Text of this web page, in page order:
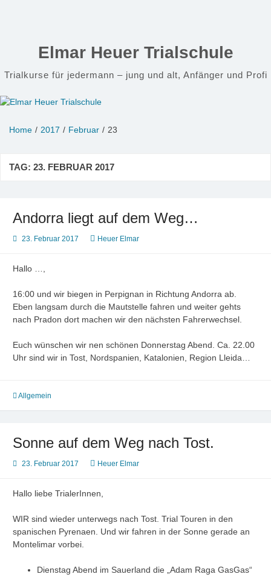
Elmar Heuer Trialschule
Trialkurse für jedermann – jung und alt, Anfänger und Profi
Home 2017 Februar 23
TAG: 23. FEBRUAR 2017
Andorra liegt auf dem Weg…
23. Februar 2017 Heuer Elmar
Hallo …,
16:00 und wir biegen in Perpignan in Richtung Andorra ab.
Eben langsam durch die Mautstelle fahren und weiter gehts
nach Pradon dort machen wir den nächsten Fahrerwechsel.
Euch wünschen wir nen schönen Donnerstag Abend. Ca. 22.00
Uhr sind wir in Tost, Nordspanien, Katalonien, Region Lleida…
Allgemein
Sonne auf dem Weg nach Tost.
23. Februar 2017 Heuer Elmar
Hallo liebe TrialerInnen,
WIR sind wieder unterwegs nach Tost. Trial Touren in den
spanischen Pyrenaen. Und wir fahren in der Sonne gerade an
Montelimar vorbei.
Dienstag Abend im Sauerland die „Adam Raga GasGas“